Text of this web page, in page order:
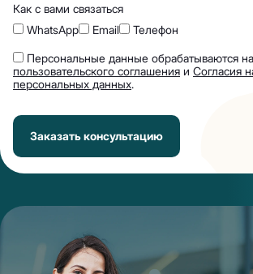
Как с вами связаться
WhatsApp
Email Телефон
Персональные данные обрабатываются
пользовательского соглашения и Согласия
персональных данных.
Заказать консультацию